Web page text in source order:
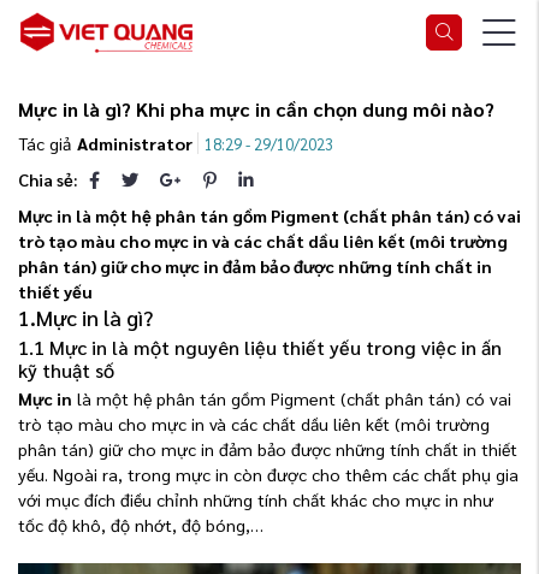
Mực in là gì? Khi pha mực in cần chọn dung môi nào?
Tác giả Administrator 18:29 - 29/10/2023
Chia sẻ:
Mực in là một hệ phân tán gồm Pigment (chất phân tán) có vai
trò tạo màu cho mực in và các chất dầu liên kết (môi trường
phân tán) giữ cho mực in đảm bảo được những tính chất in
thiết yếu
1.Mực in là gì?
1.1 Mực in là một nguyên liệu thiết yếu trong việc in ấn
kỹ thuật số
Mực in là một hệ phân tán gồm Pigment (chất phân tán) có vai
trò tạo màu cho mực in và các chất dầu liên kết (môi trường
phân tán) giữ cho mực in đảm bảo được những tính chất in thiết
yếu. Ngoài ra, trong mực in còn được cho thêm các chất phụ gia
với mục đích điều chỉnh những tính chất khác cho mực in như
tốc độ khô, độ nhớt, độ bóng,…